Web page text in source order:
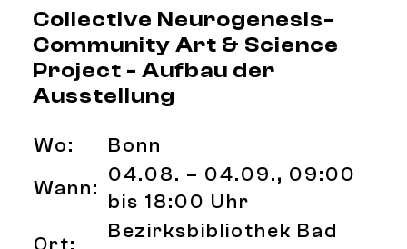
Collective Neurogenesis-
Community Art & Science
Project - Aufbau der
Ausstellung
Wo:
Bonn
Wann:
04.08. – 04.09., 09:00
bis 18:00 Uhr
Bezirksbibliothek Bad